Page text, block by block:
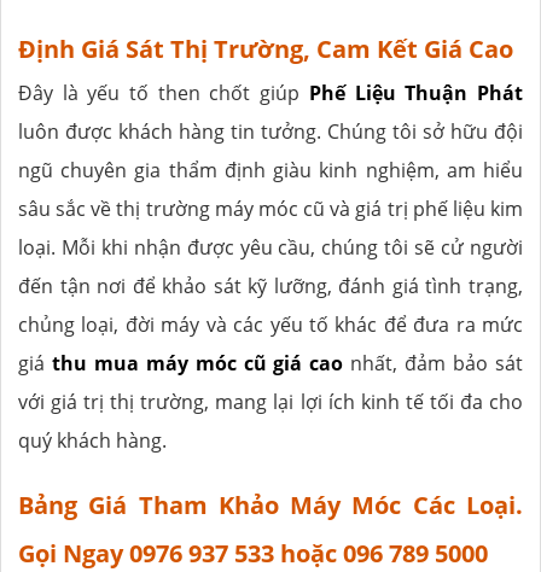
Định Giá Sát Thị Trường, Cam Kết Giá Cao
Đây là yếu tố then chốt giúp Phế Liệu Thuận Phát
luôn được khách hàng tin tưởng. Chúng tôi sở hữu đội
ngũ chuyên gia thẩm định giàu kinh nghiệm, am hiểu
sâu sắc về thị trường máy móc cũ và giá trị phế liệu kim
loại. Mỗi khi nhận được yêu cầu, chúng tôi sẽ cử người
đến tận nơi để khảo sát kỹ lưỡng, đánh giá tình trạng,
chủng loại, đời máy và các yếu tố khác để đưa ra mức
giá thu mua máy móc cũ giá cao nhất, đảm bảo sát
với giá trị thị trường, mang lại lợi ích kinh tế tối đa cho
quý khách hàng.
Bảng Giá Tham Khảo Máy Móc Các Loại.
Gọi Ngay 0976 937 533 hoặc 096 789 5000